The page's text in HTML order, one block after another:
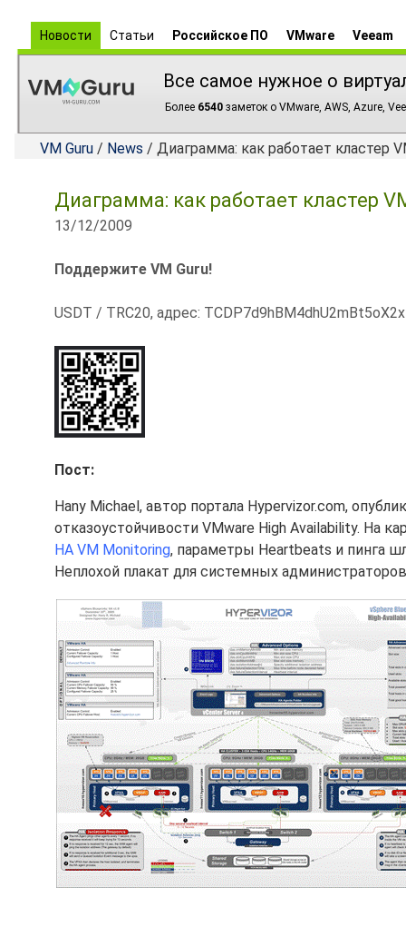
Новости Статьи Российское ПО VMware Veeam
Все самое нужное о
Более 6540 заметок о VMware, AWS, Azure,
VM Guru / News / Диаграмма: как работает кластер
Диаграмма: как работает кластер
13/12/2009
Поддержите VM Guru!
USDT / TRC20, адрес:
Пост:
Hany Michael, автор портала Hypervizor.com,
отказоустойчивости VMware High Availability. На
HA VM Monitoring, параметры Heartbeats и пинга
Неплохой плакат для системных